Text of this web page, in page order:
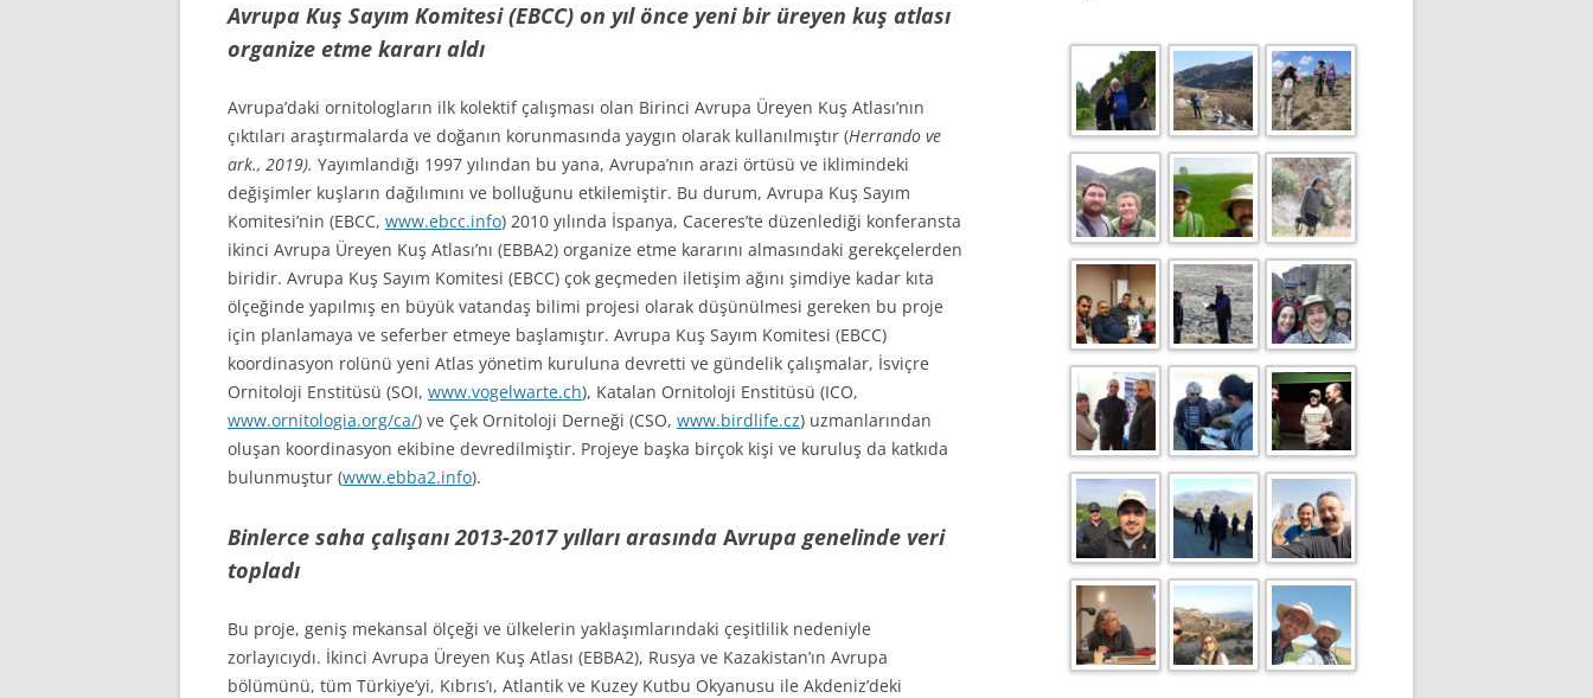
Avrupa Kuş Sayım Komitesi (EBCC) on yıl önce yeni bir üreyen kuş atlası
organize etme kararı aldı
Avrupa’daki ornitologların ilk kolektif çalışması olan Birinci Avrupa Üreyen Kuş Atlası’nın
çıktıları araştırmalarda ve doğanın korunmasında yaygın olarak kullanılmıştır (Herrando ve
ark., 2019). Yayımlandığı 1997 yılından bu yana, Avrupa’nın arazi örtüsü ve iklimindeki
değişimler kuşların dağılımını ve bolluğunu etkilemiştir. Bu durum, Avrupa Kuş Sayım
Komitesi’nin (EBCC, www.ebcc.info) 2010 yılında İspanya, Caceres’te düzenlediği konferansta
ikinci Avrupa Üreyen Kuş Atlası’nı (EBBA2) organize etme kararını almasındaki gerekçelerden
biridir. Avrupa Kuş Sayım Komitesi (EBCC) çok geçmeden iletişim ağını şimdiye kadar kıta
ölçeğinde yapılmış en büyük vatandaş bilimi projesi olarak düşünülmesi gereken bu proje
için planlamaya ve seferber etmeye başlamıştır. Avrupa Kuş Sayım Komitesi (EBCC)
koordinasyon rolünü yeni Atlas yönetim kuruluna devretti ve gündelik çalışmalar, İsviçre
Ornitoloji Enstitüsü (SOI, www.vogelwarte.ch), Katalan Ornitoloji Enstitüsü (ICO,
www.ornitologia.org/ca/) ve Çek Ornitoloji Derneği (CSO, www.birdlife.cz) uzmanlarından
oluşan koordinasyon ekibine devredilmiştir. Projeye başka birçok kişi ve kuruluş da katkıda
bulunmuştur (www.ebba2.info).
Binlerce saha çalışanı 2013-2017 yılları arasında Avrupa genelinde veri
topladı
Bu proje, geniş mekansal ölçeği ve ülkelerin yaklaşımlarındaki çeşitlilik nedeniyle
zorlayıcıydı. İkinci Avrupa Üreyen Kuş Atlası (EBBA2), Rusya ve Kazakistan’ın Avrupa
bölümünü, tüm Türkiye’yi, Kıbrıs’ı, Atlantik ve Kuzey Kutbu Okyanusu ile Akdeniz’deki